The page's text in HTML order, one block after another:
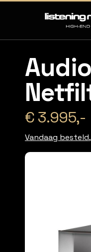
€ 3.995,-
Vandaag